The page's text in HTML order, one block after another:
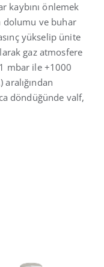
kaybını önlemek
dolumu ve buhar
yükselip ünite
gaz atmosfere
mbar ile +1000
döndüğünde valf,